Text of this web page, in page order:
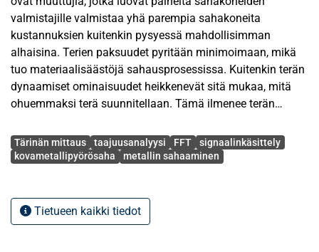
valmistajille valmistaa yhä parempia sahakoneita
kustannuksien kuitenkin pysyessä mahdollisimman
alhaisina. Terien paksuudet pyritään minimoimaan, mikä
tuo materiaalisäästöjä sahausprosessissa. Kuitenkin terän
dynaamiset ominaisuudet heikkenevät sitä mukaa, mitä
ohuemmaksi terä suunnitellaan. Tämä ilmenee terän
kestoajan lyhenemisenä ja terärikkoina. Myös terän
lämpeneminen sahauksen aikana on huomioitava tekijä.
tärinää ja lämpötilaa sahausprosessin aikana sahan
vaihdelaatikolle asennettavan tärinäanturin,
Avainsanat
Tärinän mittaus taajuusanalyysi FFT
signaalinkäsittely
kovametallipyörösaha
metallin sahaaminen
Tietueen kaikki tiedot